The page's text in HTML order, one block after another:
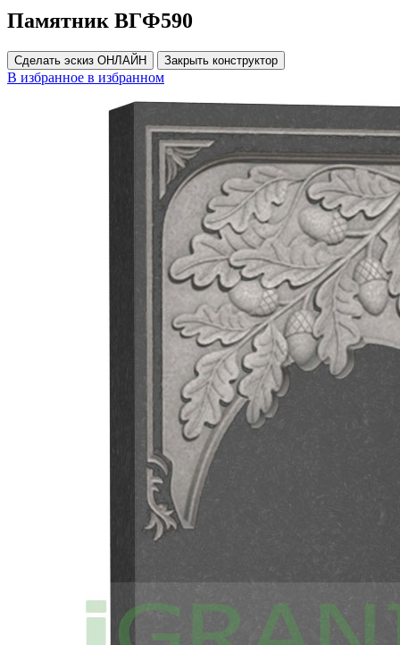
Памятник ВГФ590
Сделать эскиз ОНЛАЙН Закрыть конструктор
В избранное в избранном